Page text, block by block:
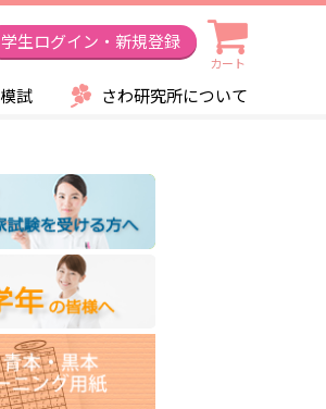
学生ログイン・新規登録
カート
模試 さわ研究所について